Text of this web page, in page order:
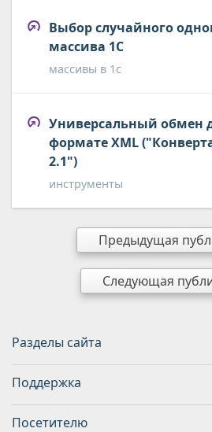
Выбор случайного
массива 1С
массивы в 1с
Универсальный обмен
формате XML
2.1")
инструменты
Предыдущая
Следующая
Разделы сайта
Поддержка
Посетителю